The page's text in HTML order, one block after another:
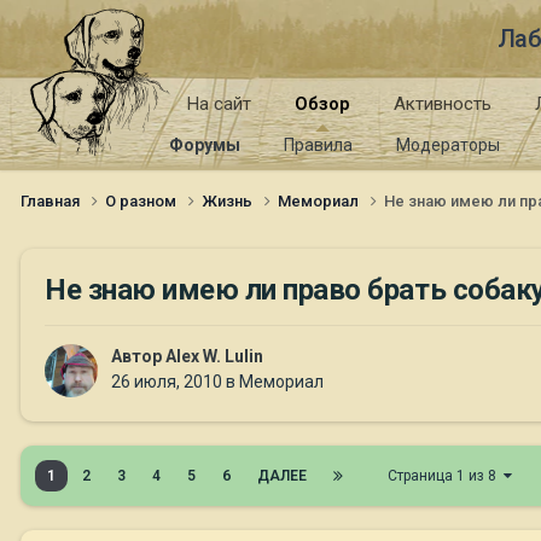
На сайт Обзор
Форумы Правила Модераторы
Активность
Главная О разном Жизнь Мемориал Не знаю имею ли
Не знаю имею ли право брать
АвторAlex W. Lulin
26 июля, 2010 в Мемориал
1 2 3 4 5 6 ДАЛЕЕ Страница 1 из 8